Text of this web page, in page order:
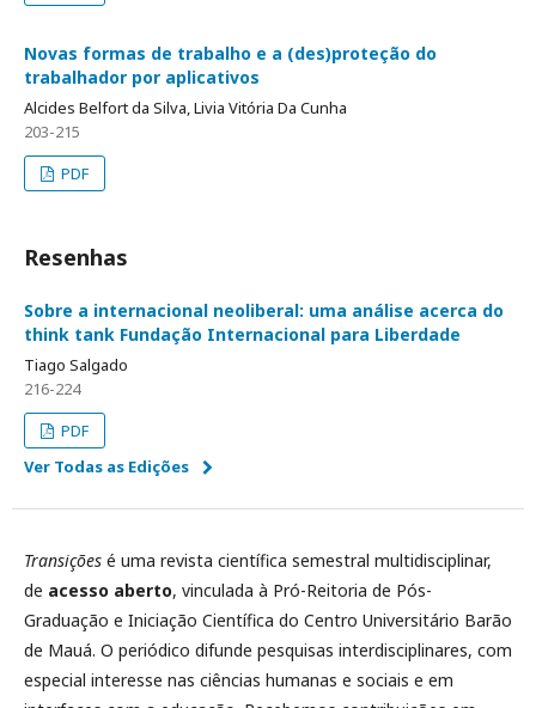
Novas formas de trabalho e a (des)proteção do
trabalhador por aplicativos
Alcides Belfort da Silva, Livia Vitória Da Cunha
203-215
PDF
Resenhas
Sobre a internacional neoliberal: uma análise acerca do
think tank Fundação Internacional para Liberdade
Tiago Salgado
216-224
PDF
Ver Todas as Edições
Transições é uma revista científica semestral multidisciplinar,
de acesso aberto, vinculada à Pró-Reitoria de Pós-
Graduação e Iniciação Científica do Centro Universitário Barão
de Mauá. O periódico difunde pesquisas interdisciplinares, com
especial interesse nas ciências humanas e sociais e em